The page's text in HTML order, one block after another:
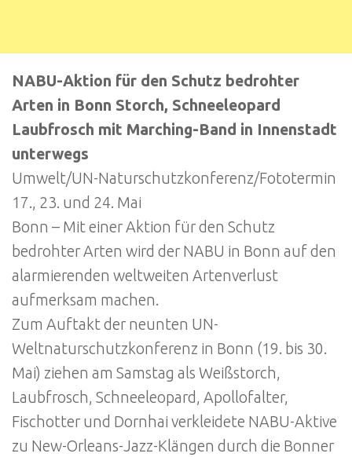
NABU-Aktion für den Schutz bedrohter
Arten in Bonn Storch, Schneeleopard
Laubfrosch mit Marching-Band in Innenstadt
unterwegs
Umwelt/UN-Naturschutzkonferenz/Fototermin
17., 23. und 24. Mai
Bonn – Mit einer Aktion für den Schutz
bedrohter Arten wird der NABU in Bonn auf den
alarmierenden weltweiten Artenverlust
aufmerksam machen.
Zum Auftakt der neunten UN-
Weltnaturschutzkonferenz in Bonn (19. bis 30.
Mai) ziehen am Samstag als Weißstorch,
Laubfrosch, Schneeleopard, Apollofalter,
Fischotter und Dornhai verkleidete NABU-Aktive
zu New-Orleans-Jazz-Klängen durch die Bonner